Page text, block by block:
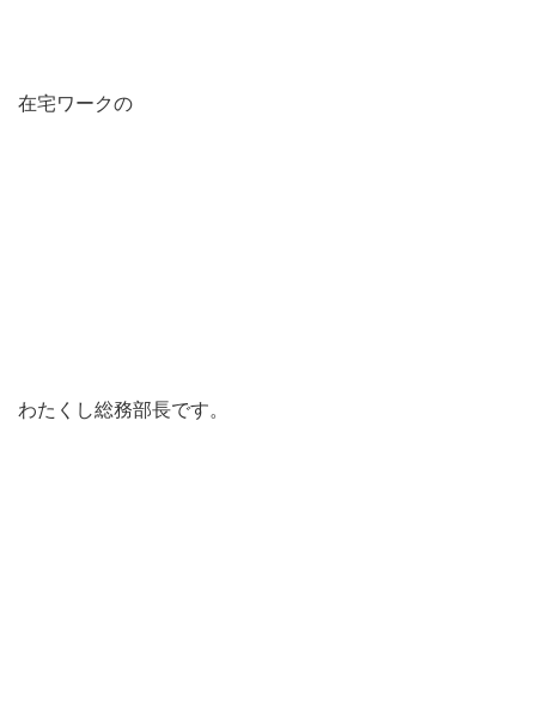
在宅ワークの
わたくし総務部長です。